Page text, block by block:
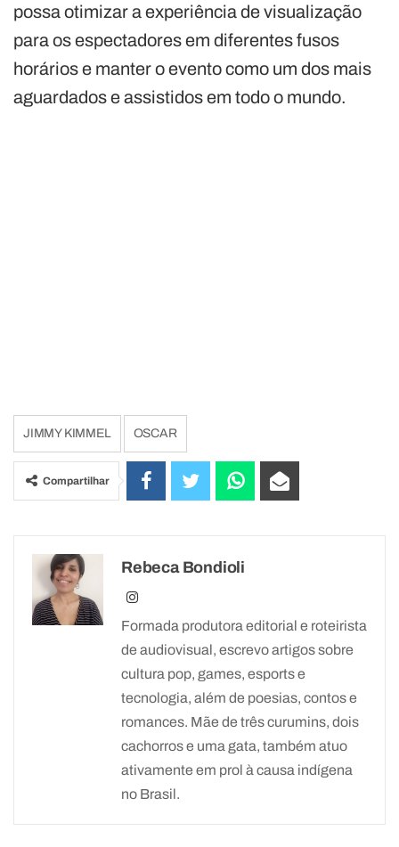
possa otimizar a experiência de visualização
para os espectadores em diferentes fusos
horários e manter o evento como um dos mais
aguardados e assistidos em todo o mundo.
JIMMY KIMMEL OSCAR
Compartilhar
Rebeca Bondioli
Formada produtora editorial e roteirista
de audiovisual, escrevo artigos sobre
cultura pop, games, esports e
tecnologia, além de poesias, contos e
romances. Mãe de três curumins, dois
cachorros e uma gata, também atuo
ativamente em prol à causa indígena
no Brasil.